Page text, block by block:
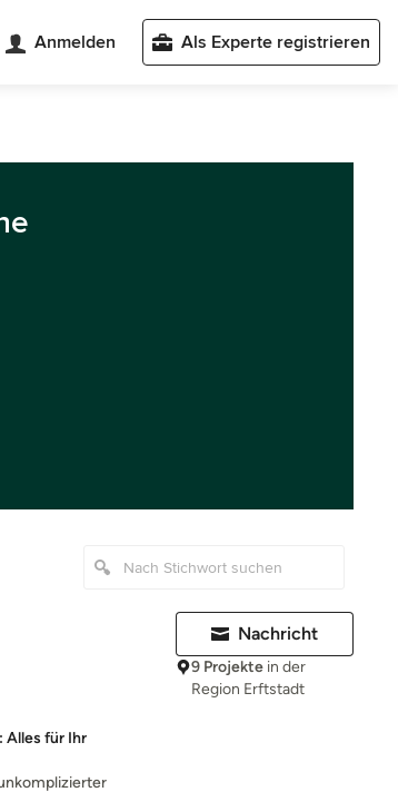
Anmelden Als Experte registrieren
für Ihr
Nachricht
9 Projekte in der
Region Erftstadt